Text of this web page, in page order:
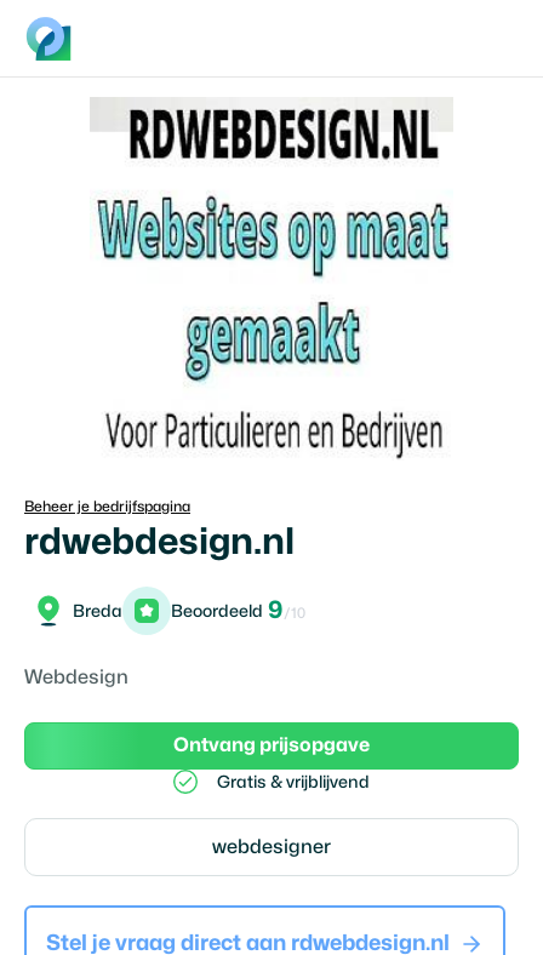
Beheer je bedrijfspagina
rdwebdesign.nl
Breda Beoordeeld 9/10
Webdesign
Ontvang prijsopgave
Gratis & vrijblijvend
webdesigner
Stel je vraag direct aan rdwebdesign.nl